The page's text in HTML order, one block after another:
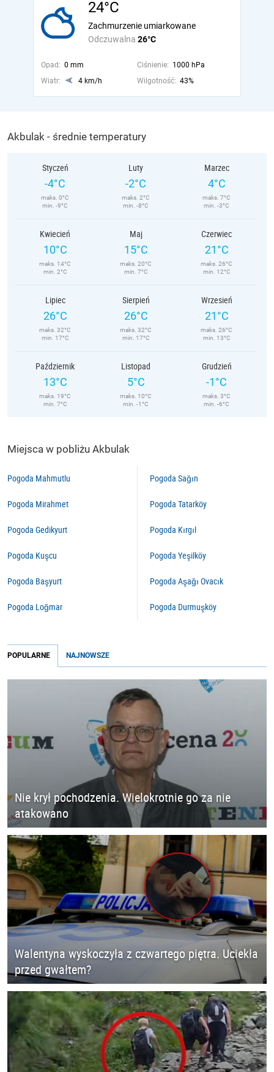
24°C
Odczuwalna 26°C
Zachmurzenie umiarkowane
Opad: 0 mm Ciśnienie: 1000 hPa
Wiatr:
4 km/h Wilgotność: 43%
Akbulak - średnie temperatury
Styczeń
-4°C
maks. 0°C
min. -9°C
Luty
-2°C
maks. 2°C
min. -8°C
Marzec
4°C
maks. 7°C
min. -3°C
Kwiecień
10°C
maks. 14°C
min. 2°C
Maj
15°C
maks. 20°C
min. 7°C
Czerwiec
21°C
maks. 26°C
min. 12°C
Lipiec
26°C
maks. 32°C
min. 17°C
Sierpień
26°C
maks. 32°C
min. 17°C
Wrzesień
21°C
maks. 26°C
min. 13°C
Październik
13°C
maks. 19°C
min. 7°C
Listopad
5°C
maks. 10°C
min. -1°C
Grudzień
-1°C
maks. 3°C
min. -6°C
Miejsca w pobliżu Akbulak
Pogoda Mahmutlu
Pogoda Mirahmet
Pogoda Gedikyurt
Pogoda Kuşcu
Pogoda Başyurt
Pogoda Loğmar
Pogoda Sağın
Pogoda Tatarköy
Pogoda Kırgıl
Pogoda Yeşilköy
Pogoda Aşağı Ovacık
Pogoda Durmuşköy
POPULARNE NAJNOWSZE
Nie krył pochodzenia. Wielokrotnie go za nie
atakowano
Walentyna wyskoczyła z czwartego piętra. Uciekła
przed gwałtem?